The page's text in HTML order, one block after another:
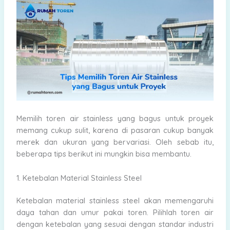
Memilih toren air stainless yang bagus untuk proyek
memang cukup sulit, karena di pasaran cukup banyak
merek dan ukuran yang bervariasi. Oleh sebab itu,
beberapa tips berikut ini mungkin bisa membantu.
1. Ketebalan Material Stainless Steel
Ketebalan material stainless steel akan memengaruhi
daya tahan dan umur pakai toren. Pilihlah toren air
dengan ketebalan yang sesuai dengan standar industri